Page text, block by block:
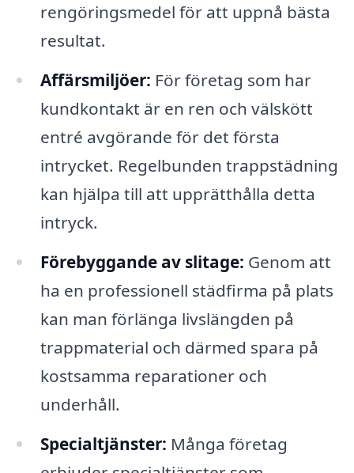
rengöringsmedel för att uppnå bästa
resultat.
Affärsmiljöer: För företag som har
kundkontakt är en ren och välskött
entré avgörande för det första
intrycket. Regelbunden trappstädning
kan hjälpa till att upprätthålla detta
intryck.
Förebyggande av slitage: Genom att
ha en professionell städfirma på plats
kan man förlänga livslängden på
trappmaterial och därmed spara på
kostsamma reparationer och
underhåll.
Specialtjänster: Många företag